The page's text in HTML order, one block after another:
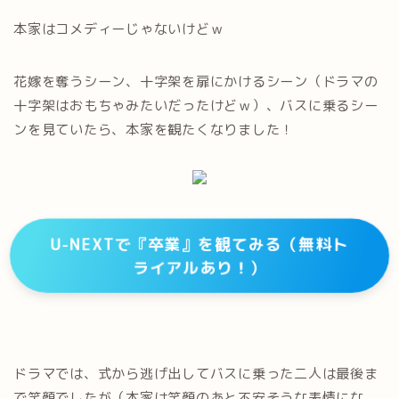
本家はコメディーじゃないけどｗ
花嫁を奪うシーン、十字架を扉にかけるシーン（ドラマの
十字架はおもちゃみたいだったけどｗ）、バスに乗るシー
ンを見ていたら、本家を観たくなりました！
U-NEXTで『卒業』を観てみる（無料ト
ライアルあり！）
ドラマでは、式から逃げ出してバスに乗った二人は最後ま